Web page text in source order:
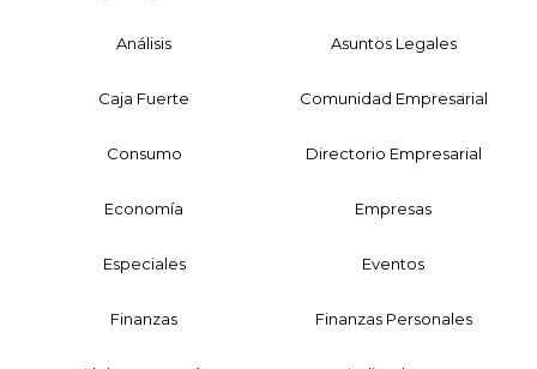
Análisis Asuntos Legales
Caja Fuerte Comunidad Empresarial
Consumo Directorio Empresarial
Economía Empresas
Especiales Eventos
Finanzas Finanzas Personales